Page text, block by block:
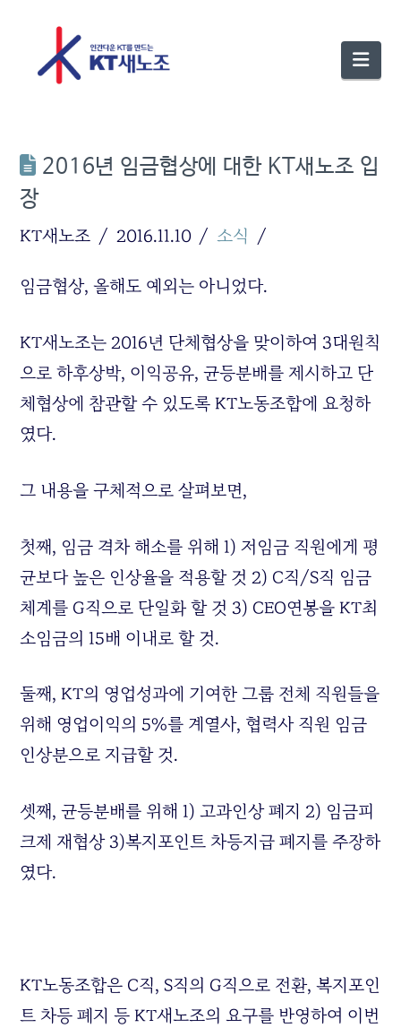
2016년 임금협상에 대한 KT새노조 입
장
KT새노조 2016.11.10 소식
임금협상, 올해도 예외는 아니었다.
KT새노조는 2016년 단체협상을 맞이하여 3대원칙
으로 하후상박, 이익공유, 균등분배를 제시하고 단
체협상에 참관할 수 있도록 KT노동조합에 요청하
였다.
그 내용을 구체적으로 살펴보면,
첫째, 임금 격차 해소를 위해 1) 저임금 직원에게 평
균보다 높은 인상율을 적용할 것 2) C직/S직 임금
체계를 G직으로 단일화 할 것 3) CEO연봉을 KT최
소임금의 15배 이내로 할 것.
둘째, KT의 영업성과에 기여한 그룹 전체 직원들을
위해 영업이익의 5%를 계열사, 협력사 직원 임금
인상분으로 지급할 것.
셋째, 균등분배를 위해 1) 고과인상 폐지 2) 임금피
크제 재협상 3)복지포인트 차등지급 폐지를 주장하
였다.
KT노동조합은 C직, S직의 G직으로 전환, 복지포인
트 차등 폐지 등 KT새노조의 요구를 반영하여 이번